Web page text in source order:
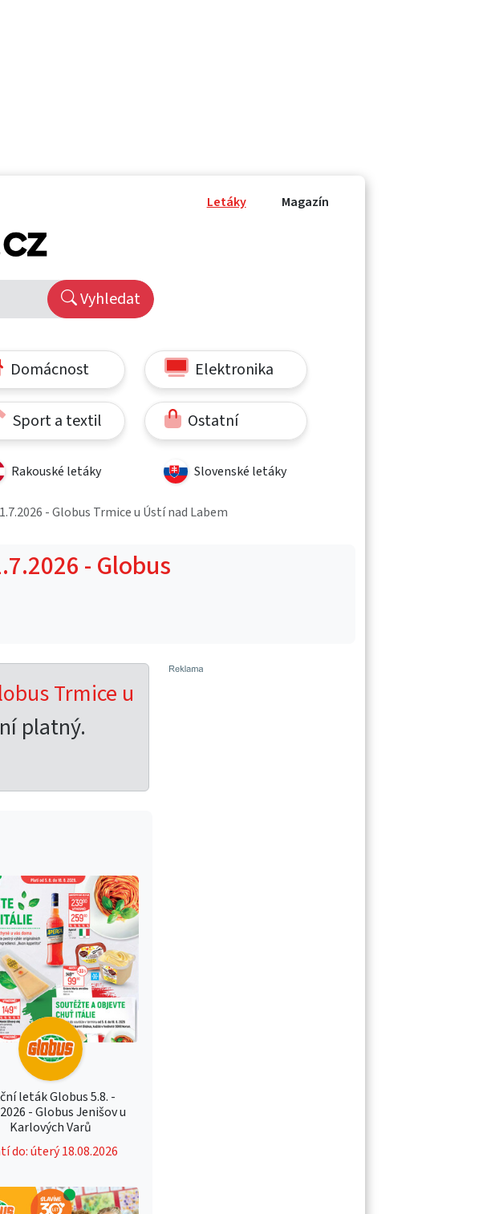
Letáky Magazín
Vyhledat
Domácnost Elektronika
Sport a textil Ostatní
Rakouské letáky Slovenské letáky
- Globus Trmice u Ústí nad Labem
- Globus
Trmice u
platný.
leták Globus 5.8. -
- Globus Jenišov u
Karlových Varů
do: úterý 18.08.2026